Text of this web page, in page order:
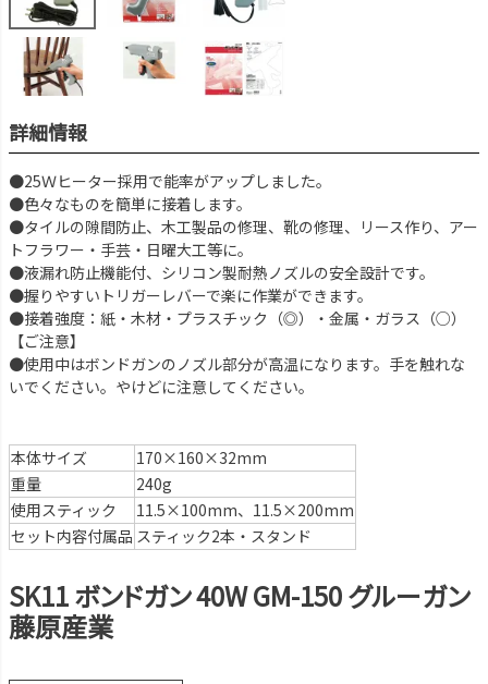
詳細情報
●25Ｗヒーター採用で能率がアップしました。
●色々なものを簡単に接着します。
●タイルの隙間防止、木工製品の修理、靴の修理、リース作り、アー
トフラワー・手芸・日曜大工等に。
●液漏れ防止機能付、シリコン製耐熱ノズルの安全設計です。
●握りやすいトリガーレバーで楽に作業ができます。
●接着強度：紙・木材・プラスチック（◎）・金属・ガラス（○）
【ご注意】
●使用中はボンドガンのノズル部分が高温になります。手を触れな
いでください。やけどに注意してください。
本体サイズ
170×160×32mm
重量
240g
使用スティック
11.5×100mm、11.5×200mm
セット内容付属品 スティック2本・スタンド
SK11 ボンドガン 40W GM-150 グルーガン
藤原産業